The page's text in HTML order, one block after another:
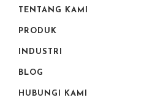
TENTANG KAMI
PRODUK
INDUSTRI
BLOG
HUBUNGI KAMI